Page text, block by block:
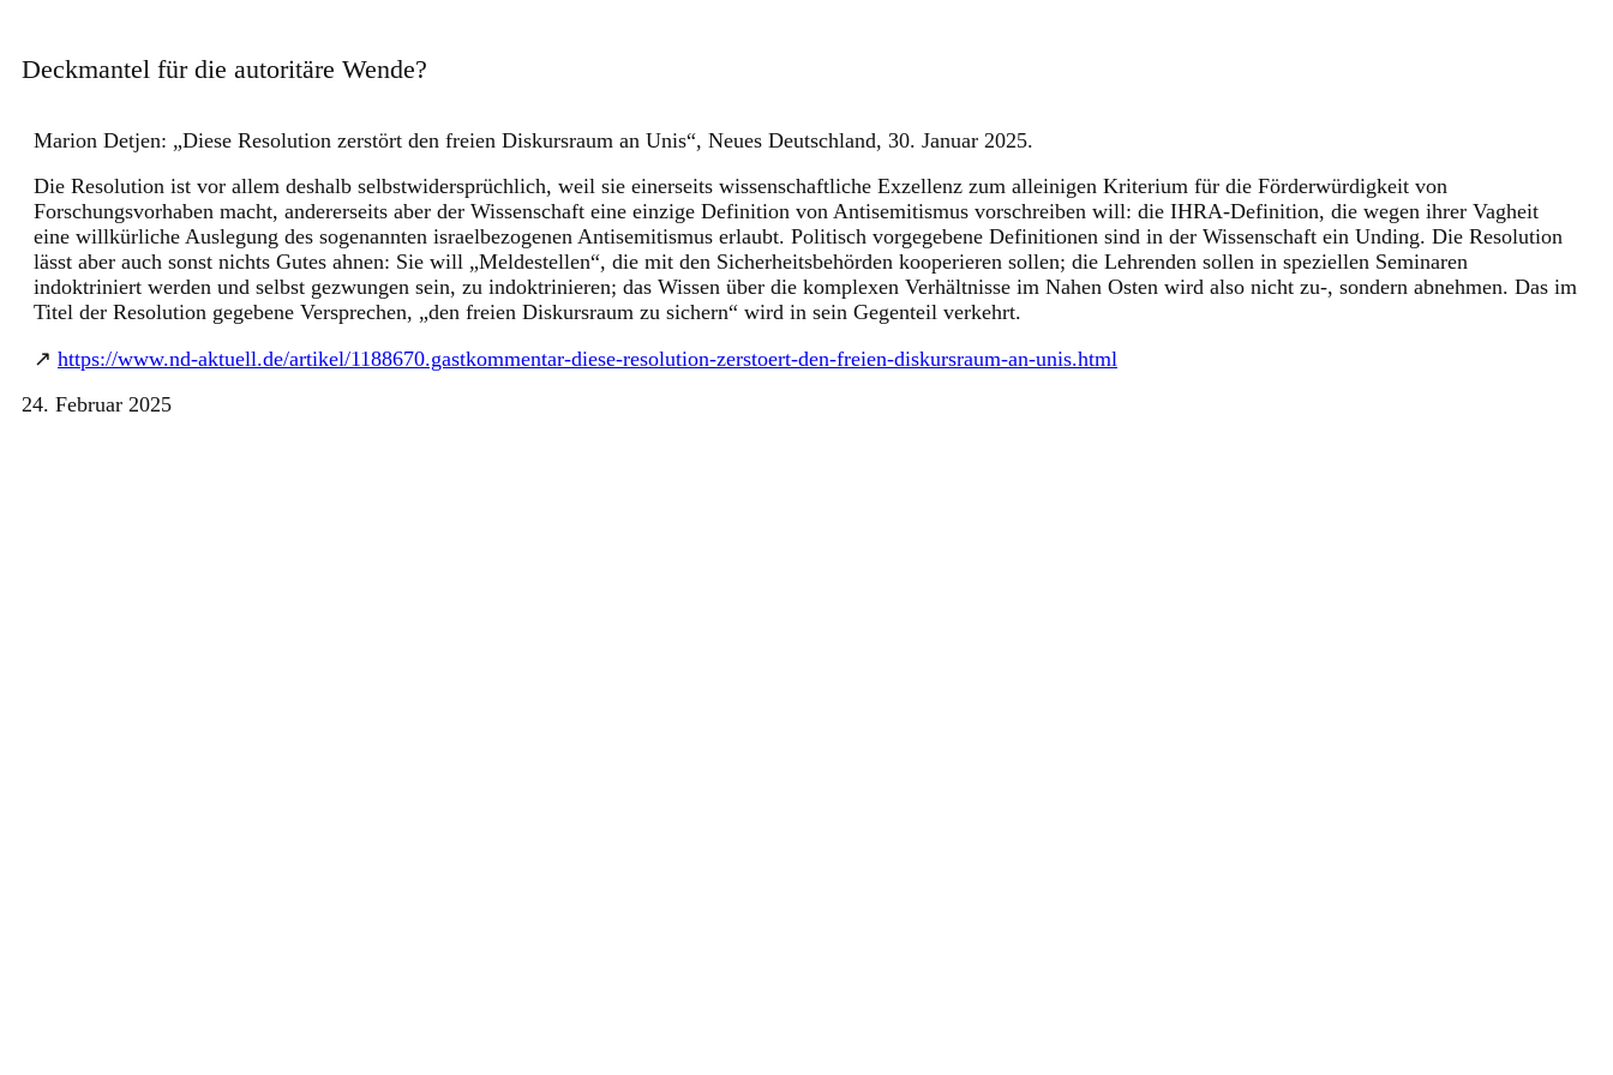
springen
Deckmantel für die autoritäre Wende?
Marion Detjen: „Diese Resolution zerstört den freien Diskursraum an Unis“, Neues Deutschland, 30. Januar 2025.
Die Resolution ist vor allem deshalb selbstwidersprüchlich, weil sie einerseits wissenschaftliche Exzellenz zum alleinigen Kriterium für die Förderwürdigkeit von
Forschungsvorhaben macht, andererseits aber der Wissenschaft eine einzige Definition von Antisemitismus vorschreiben will: die IHRA-Definition, die wegen ihrer Vagheit
eine willkürliche Auslegung des sogenannten israelbezogenen Antisemitismus erlaubt. Politisch vorgegebene Definitionen sind in der Wissenschaft ein Unding. Die Resolution
lässt aber auch sonst nichts Gutes ahnen: Sie will „Meldestellen“, die mit den Sicherheitsbehörden kooperieren sollen; die Lehrenden sollen in speziellen Seminaren
indoktriniert werden und selbst gezwungen sein, zu indoktrinieren; das Wissen über die komplexen Verhältnisse im Nahen Osten wird also nicht zu-, sondern abnehmen. Das im
Titel der Resolution gegebene Versprechen, „den freien Diskursraum zu sichern“ wird in sein Gegenteil verkehrt.
↗ https://www.nd-aktuell.de/artikel/1188670.gastkommentar-diese-resolution-zerstoert-den-freien-diskursraum-an-unis.html
24. Februar 2025